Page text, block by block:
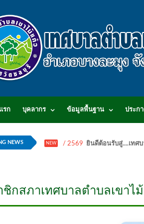
รก บุคลากร ข้อมูลพื้นฐาน ประก
NEWS NEW / 2569 ยินดีต้อนรับสู่....เทศ
กสภาเทศบาลตำบลเขาไ